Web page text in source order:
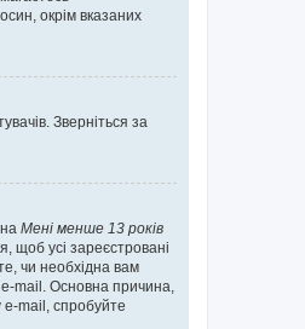
окрім вказаних
Зверніться за
Мені менше 13 років
щоб усі зареєстровані
чи необхідна вам
mail. Основна причина,
e-mail, спробуйте